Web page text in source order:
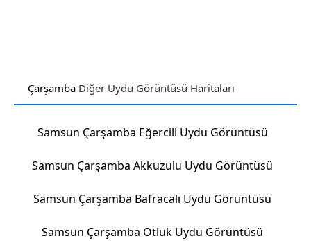
Çarşamba Diğer Uydu Görüntüsü Haritaları
Samsun Çarşamba Eğercili Uydu Görüntüsü
Samsun Çarşamba Akkuzulu Uydu Görüntüsü
Samsun Çarşamba Bafracalı Uydu Görüntüsü
Samsun Çarşamba Otluk Uydu Görüntüsü